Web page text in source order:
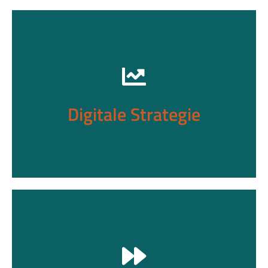
Digitale Strategie
strategisch neu denken
Arbeits- und Lebenskontexte der